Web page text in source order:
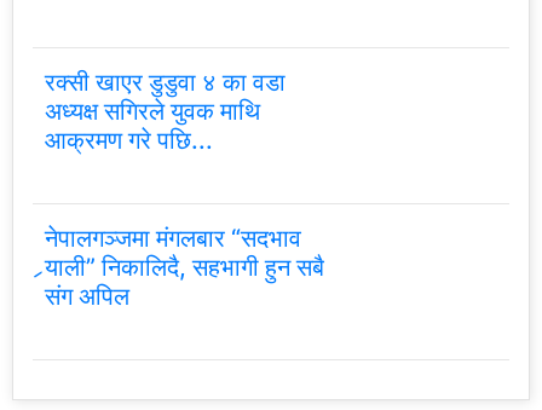
रक्सी खाएर डुडुवा ४ का वडा
अध्यक्ष सगिरले युवक माथि
आक्रमण गरे पछि...
नेपालगञ्जमा मंगलबार “सदभाव
र्‍याली” निकालिदै, सहभागी हुन सबै
संग अपिल